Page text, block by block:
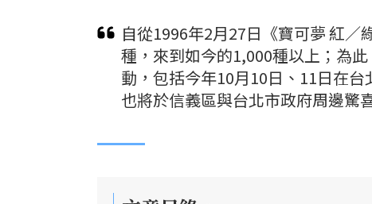
自從1996年2月27日《寶可夢 紅
種，來到如今的1,000種以上；為
動，包括今年10月10日、11日在
也將於信義區與台北市政府周邊驚